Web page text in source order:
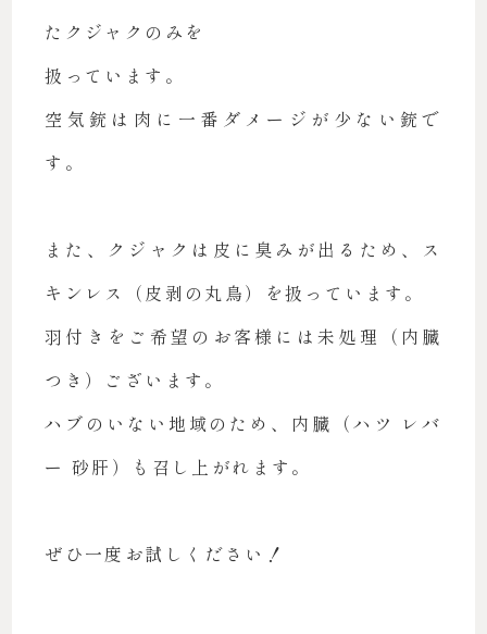
たクジャクのみを
扱っています。
空気銃は肉に一番ダメージが少ない銃で
す。
また、クジャクは皮に臭みが出るため、ス
キンレス（皮剥の丸鳥）を扱っています。
羽付きをご希望のお客様には未処理（内臓
つき）ございます。
ハブのいない地域のため、内臓（ハツ レバ
ー 砂肝）も召し上がれます。
ぜひ一度お試しください！